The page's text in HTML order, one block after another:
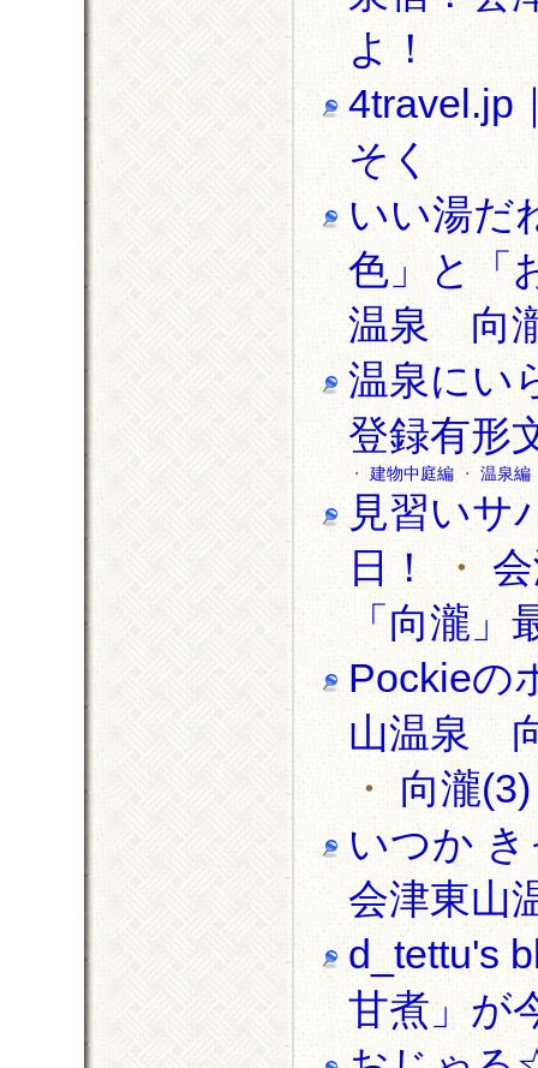
よ！
4travel.jp
そく
いい湯だ
色」と「
温泉 向
温泉にい
登録有形
・ 建物中庭編 ・温泉編
見習いサ
日！・
「向瀧」
Pockieの
山温泉
・向瀧
いつか
会津東山
d_tettu's
甘煮」が